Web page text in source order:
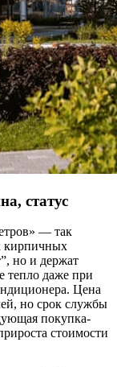
статус
— так
кирпичных
но и держат
тепло даже при
Цена
но срок службы
покупка-
стоимости